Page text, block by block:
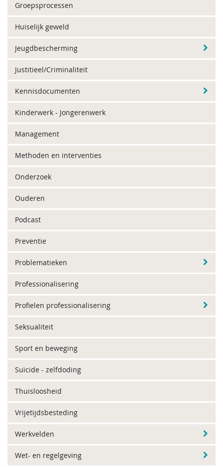
Groepsprocessen
Huiselijk geweld
Jeugdbescherming
Justitieel/Criminaliteit
Kennisdocumenten
Kinderwerk - Jongerenwerk
Management
Methoden en interventies
Onderzoek
Ouderen
Podcast
Preventie
Problematieken
Professionalisering
Profielen professionalisering
Seksualiteit
Sport en beweging
Suïcide - zelfdoding
Thuisloosheid
Vrijetijdsbesteding
Werkvelden
Wet- en regelgeving